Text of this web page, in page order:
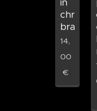
in
brass
14,
00
€